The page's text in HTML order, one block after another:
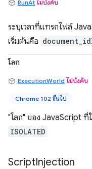
RunAt ไม่บังคับ
ระบุเวลาที่แทรกไฟล์
เริ่มต้นคือ
โลก
ExecutionWorld ไม่บังคับ
Chrome 102 ขึ้นไป
"โลก" ของ JavaScript ที่
ISOLATED
ScriptInjection